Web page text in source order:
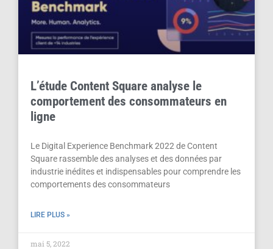
L’étude Content Square analyse le
comportement des consommateurs en
ligne
Le Digital Experience Benchmark 2022 de Content
Square rassemble des analyses et des données par
industrie inédites et indispensables pour comprendre les
comportements des consommateurs
LIRE PLUS »
mai 5, 2022